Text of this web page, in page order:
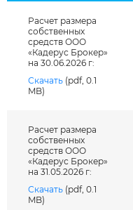
Расчет размера
собственных
средств ООО
«Кадерус Брокер»
на 30.06.2026 г:
Скачать (pdf, 0.1
MB)
Расчет размера
собственных
средств ООО
«Кадерус Брокер»
на 31.05.2026 г:
Скачать (pdf, 0.1
MB)